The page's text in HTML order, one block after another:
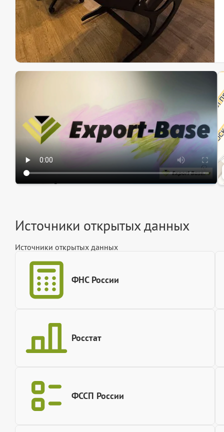
Источники открытых данных
Источники открытых данных
ФНС России
Росстат
ФССП России